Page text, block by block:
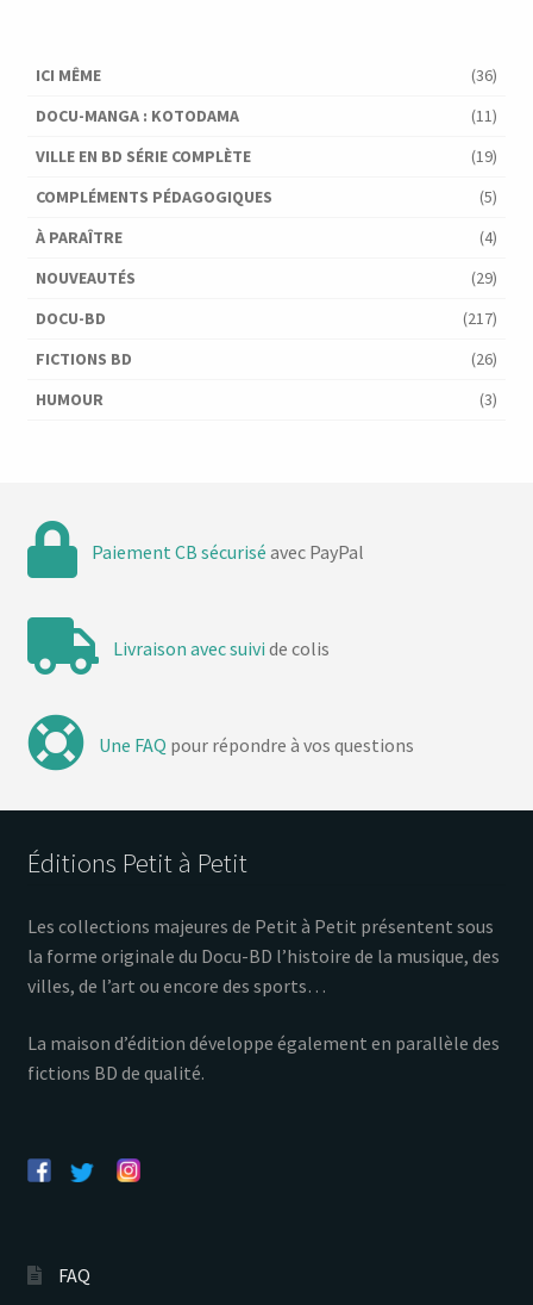
ICI MÊME
(36)
DOCU-MANGA : KOTODAMA
(11)
VILLE EN BD SÉRIE COMPLÈTE
(19)
COMPLÉMENTS PÉDAGOGIQUES
(5)
À PARAÎTRE
(4)
NOUVEAUTÉS
(29)
DOCU-BD
(217)
FICTIONS BD
(26)
HUMOUR
(3)
Paiement CB sécurisé avec PayPal
Livraison avec suivi de colis
Une FAQ pour répondre à vos questions
Éditions Petit à Petit
Les collections majeures de Petit à Petit présentent sous
la forme originale du Docu-BD l’histoire de la musique, des
villes, de l’art ou encore des sports…
La maison d’édition développe également en parallèle des
fictions BD de qualité.
FAQ